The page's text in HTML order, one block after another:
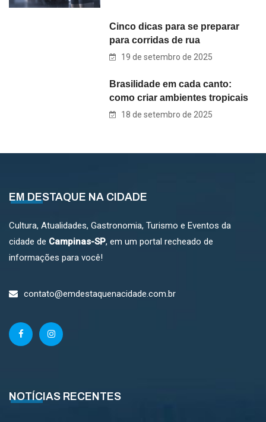
Cinco dicas para se preparar
para corridas de rua
19 de setembro de 2025
Brasilidade em cada canto:
como criar ambientes tropicais
18 de setembro de 2025
EM DESTAQUE NA CIDADE
Cultura, Atualidades, Gastronomia, Turismo e Eventos da
cidade de Campinas-SP, em um portal recheado de
informações para você!
contato@emdestaquenacidade.com.br
NOTÍCIAS RECENTES